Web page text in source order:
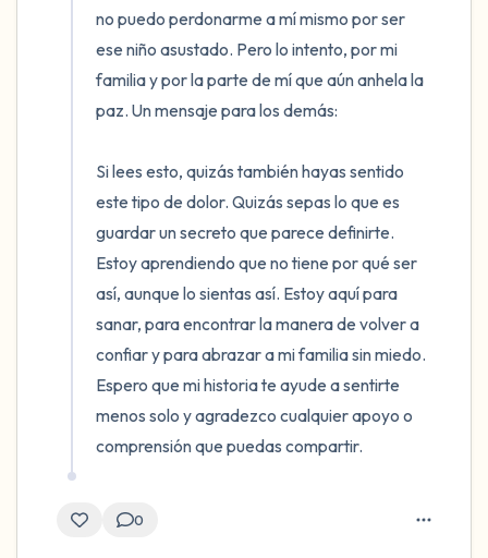
no puedo perdonarme a mí mismo por ser
ese niño asustado. Pero lo intento, por mi
familia y por la parte de mí que aún anhela la
paz. Un mensaje para los demás:
Si lees esto, quizás también hayas sentido
este tipo de dolor. Quizás sepas lo que es
guardar un secreto que parece definirte.
Estoy aprendiendo que no tiene por qué ser
así, aunque lo sientas así. Estoy aquí para
sanar, para encontrar la manera de volver a
confiar y para abrazar a mi familia sin miedo.
Espero que mi historia te ayude a sentirte
menos solo y agradezco cualquier apoyo o
comprensión que puedas compartir.
0